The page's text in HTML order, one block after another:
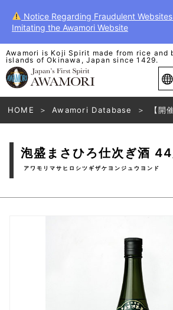
Notice Regarding Fraudulent
Imitating the Awamori Website
Awamori is Koji Spirit made from rice and
islands of Okinawa, Japan since 1429.
HOME Awamori Database 【開
泡盛まさひろ仕次ぎ酒
アワモリマサヒロシツギザケヨンジュウヨンド